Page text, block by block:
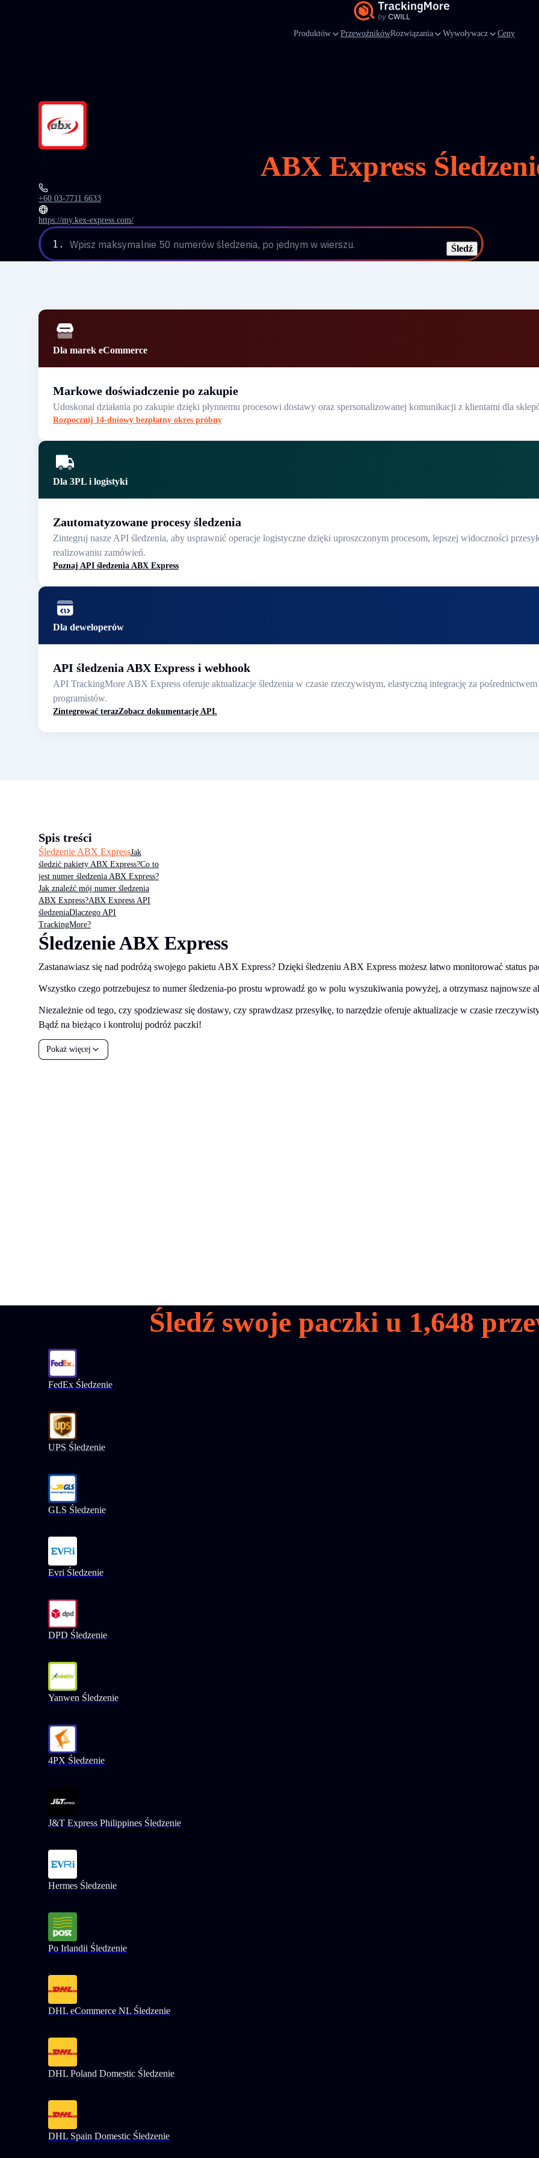
Produktów PrzewoźnikówRozwiązania Wywoływacz Ceny
ABX Express
+60 03-7711 6633
https://my.kex-express.com/
1. Wpisz maksymalnie 50 numerów śledzenia, po jednym w wierszu. Śledź
Dla marek eCommerce
Markowe doświadczenie po zakupie
Udoskonal działania po zakupie dzięki płynnemu procesowi dostawy oraz spersonalizowanej komunikacji z klientami dla
Rozpocznij 14-dniowy bezpłatny okres próbny
Dla 3PL i logistyki
Zautomatyzowane procesy śledzenia
Zintegruj nasze API śledzenia, aby usprawnić operacje logistyczne dzięki uproszczonym procesom, lepszej widoczności
realizowaniu zamówień.
Poznaj API śledzenia ABX Express
Dla deweloperów
API śledzenia ABX Express i webhook
API TrackingMore ABX Express oferuje aktualizacje śledzenia w czasie rzeczywistym, elastyczną integrację za
programistów.
Zintegrować terazZobacz dokumentację API.
Spis treści
Śledzenie ABX ExpressJak
śledzić pakiety ABX Express?Co to
jest numer śledzenia ABX Express?
Jak znaleźć mój numer śledzenia
ABX Express?ABX Express API
śledzeniaDlaczego API
TrackingMore?
Śledzenie ABX Express
Zastanawiasz się nad podróżą swojego pakietu ABX Express? Dzięki śledzeniu ABX Express możesz łatwo monitorować status
Wszystko czego potrzebujesz to numer śledzenia-po prostu wprowadź go w polu wyszukiwania powyżej, a otrzymasz najnowsze
Niezależnie od tego, czy spodziewasz się dostawy, czy sprawdzasz przesyłkę, to narzędzie oferuje aktualizacje w czasie
Bądź na bieżąco i kontroluj podróż paczki!
Pokaż więcej
Śledź swoje paczki u 1,648
FedEx Śledzenie
UPS Śledzenie
GLS Śledzenie
Evri Śledzenie
DPD Śledzenie
Yanwen Śledzenie
4PX Śledzenie
J&T Express Philippines Śledzenie
Hermes Śledzenie
Po Irlandii Śledzenie
DHL eCommerce NL Śledzenie
DHL Poland Domestic Śledzenie
DHL Spain Domestic Śledzenie